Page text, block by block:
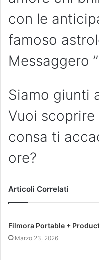
con le
famoso
Messaggero ”
Siamo giunti
Vuoi
consa ti
ore?
Articoli Correlati
Filmora Portable +
Marzo 23, 2026